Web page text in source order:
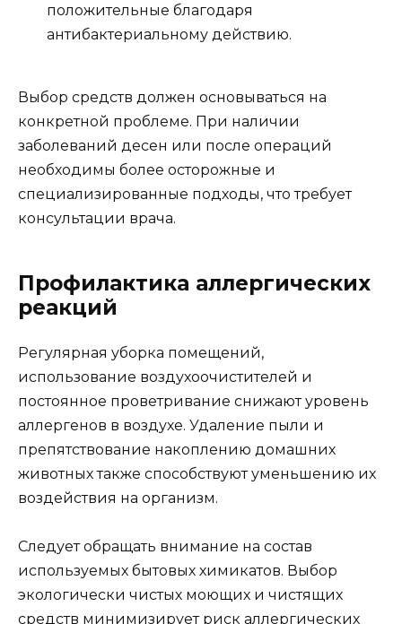
положительные благодаря
антибактериальному действию.
Выбор средств должен основываться на
конкретной проблеме. При наличии
заболеваний десен или после операций
необходимы более осторожные и
специализированные подходы, что требует
консультации врача.
Профилактика аллергических
реакций
Регулярная уборка помещений,
использование воздухоочистителей и
постоянное проветривание снижают уровень
аллергенов в воздухе. Удаление пыли и
препятствование накоплению домашних
животных также способствуют уменьшению их
воздействия на организм.
Следует обращать внимание на состав
используемых бытовых химикатов. Выбор
экологически чистых моющих и чистящих
средств минимизирует риск аллергических